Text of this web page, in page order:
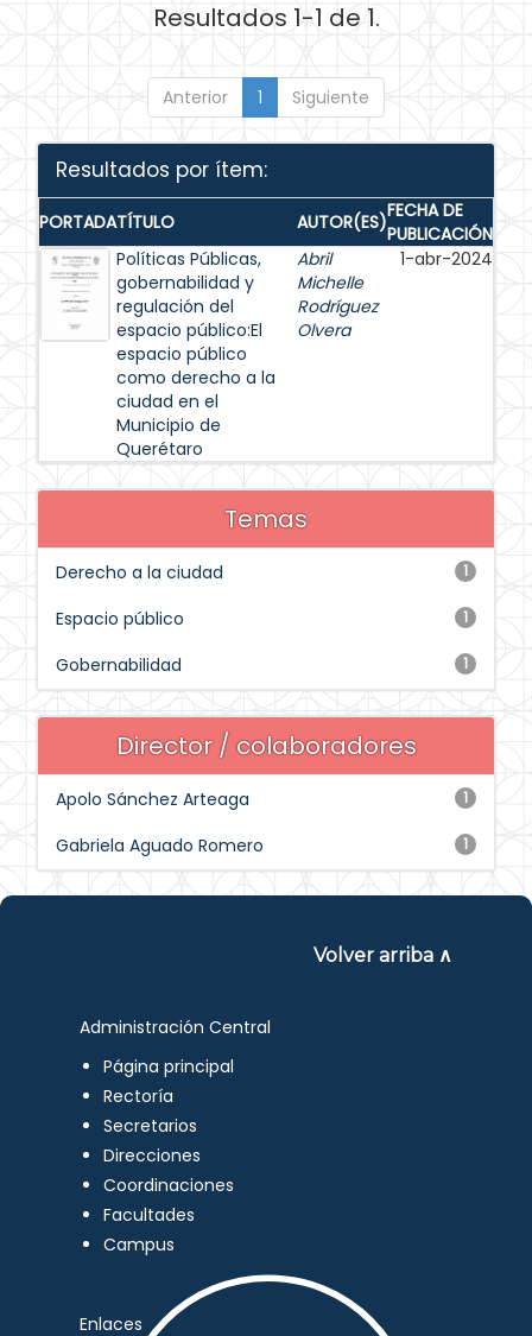
Resultados 1-1 de 1.
Anterior 1 Siguiente
Resultados por ítem:
PORTADATÍTULO AUTOR(ES)FECHA DE
PUBLICACIÓN
Políticas Públicas,
gobernabilidad y
regulación del
espacio público:El
espacio público
como derecho a la
ciudad en el
Municipio de
Querétaro
Abril
Michelle
Rodríguez
Olvera
1-abr-2024
Temas
1
Derecho a la ciudad
1
Espacio público
1
Gobernabilidad
Director / colaboradores
1
Apolo Sánchez Arteaga
1
Gabriela Aguado Romero
Volver arriba ∧
Administración Central
Página principal
Rectoría
Secretarios
Direcciones
Coordinaciones
Facultades
Campus
Enlaces